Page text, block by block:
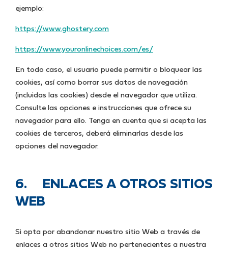
ejemplo:
https://www.ghostery.com
https://www.youronlinechoices.com/es/
En todo caso, el usuario puede permitir o bloquear las
cookies, así como borrar sus datos de navegación
(incluidas las cookies) desde el navegador que utiliza.
Consulte las opciones e instrucciones que ofrece su
navegador para ello. Tenga en cuenta que si acepta las
cookies de terceros, deberá eliminarlas desde las
opciones del navegador.
6. ENLACES A OTROS SITIOS
WEB
Si opta por abandonar nuestro sitio Web a través de
enlaces a otros sitios Web no pertenecientes a nuestra